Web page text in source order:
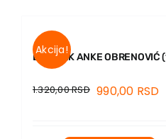
Akcija!
DNEVNIK ANKE OBRENOVIĆ
1.320,00RSD 990,00 RSD